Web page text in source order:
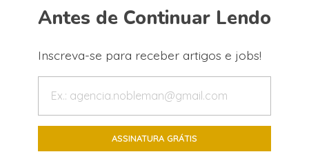
Antes de Continuar Lendo
Inscreva-se para receber artigos e jobs!